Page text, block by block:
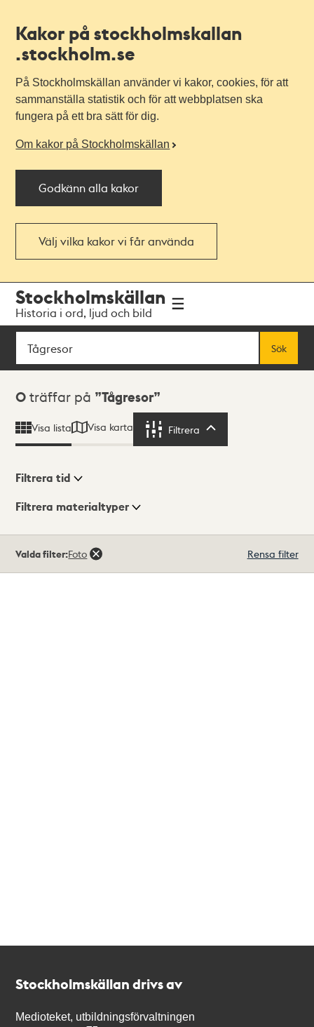
Kakor på stockholmskallan
.stockholm.se
På Stockholmskällan använder vi kakor, cookies, för att
sammanställa statistik och för att webbplatsen ska
fungera på ett bra sätt för dig.
Om kakor på Stockholmskällan
Godkänn alla kakor
Välj vilka kakor vi får använda
navigationen
huvudinnehållet
Stockholmskällan
Historia i ord, ljud och bild
Sök
Sök
Sökresultat
0 träffar på Tågresor
Visa lista Visa karta Filtrera
Visningsläge
Filtrera tid
Filtrera materialtyper
träffar
Valda filter:Foto Rensa filter
Stockholmskällan drivs av
Medioteket, utbildningsförvaltningen